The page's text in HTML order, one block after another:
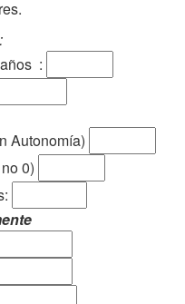
:
:
Autonomía)
0)
: